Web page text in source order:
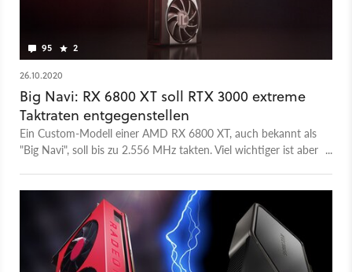
95 2
26.10.2020
Big Navi: RX 6800 XT soll RTX 3000 extreme
Taktraten entgegenstellen
Ein Custom-Modell einer AMD RX 6800 XT, auch bekannt als
"Big Navi", soll bis zu 2.556 MHz takten. Viel wichtiger ist aber